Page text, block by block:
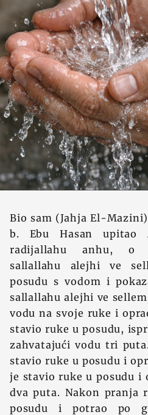
Bio sam (Jahja El-
b. Ebu Hasan upitao
radijallahu anhu, o
sallallahu alejhi ve
posudu s vodom i
sallallahu alejhi ve
vodu na svoje ruke i
stavio ruke u posudu,
zahvatajući vodu tri
stavio ruke u posudu i
je stavio ruke u posudu i
dva puta. Nakon pranja
posudu i potrao po